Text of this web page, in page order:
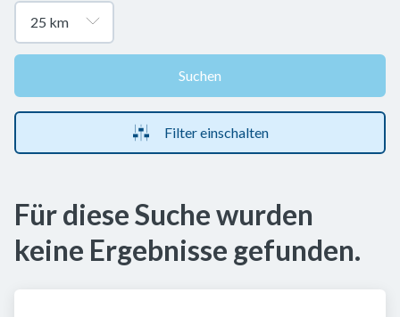
Suchen
Filter einschalten
Für diese Suche wurden
keine Ergebnisse gefunden.